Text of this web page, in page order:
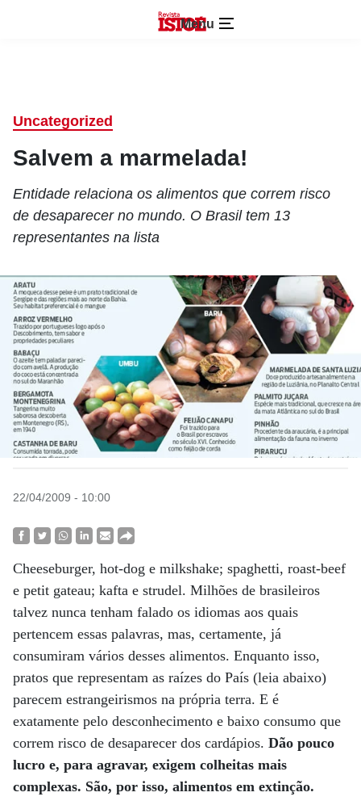
Menu
Uncategorized
Salvem a marmelada!
Entidade relaciona os alimentos que correm risco
de desaparecer no mundo. O Brasil tem 13
representantes na lista
22/04/2009 - 10:00
Cheeseburger, hot-dog e milkshake; spaghetti, roast-beef
e petit gateau; kafta e strudel. Milhões de brasileiros
talvez nunca tenham falado os idiomas aos quais
pertencem essas palavras, mas, certamente, já
consumiram vários desses alimentos. Enquanto isso,
pratos que representam as raízes do País (leia abaixo)
parecem estrangeirismos na própria terra. E é
exatamente pelo desconhecimento e baixo consumo que
correm risco de desaparecer dos cardápios. Dão pouco
lucro e, para agravar, exigem colheitas mais
complexas. São, por isso, alimentos em extinção.